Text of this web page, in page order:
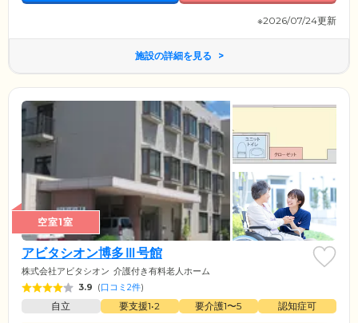
※2026/07/24更新
施設の詳細を見る
空室1室
アビタシオン博多Ⅲ号館
株式会社アビタシオン 介護付き有料老人ホーム
3.9 (口コミ2件)
自立 要支援1•2 要介護1〜5
認知症可